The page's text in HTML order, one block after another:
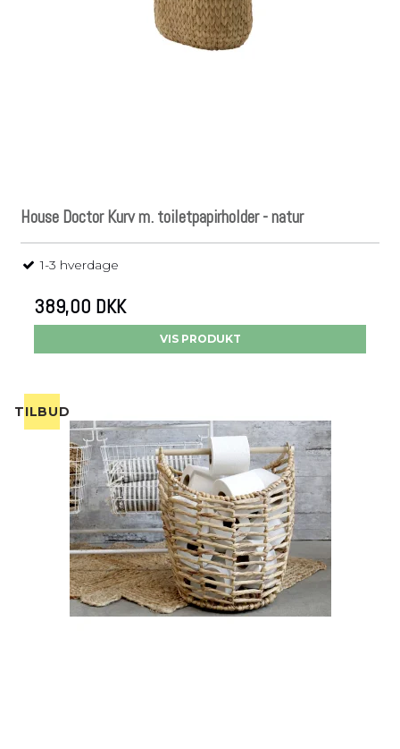
House Doctor Kurv m. toiletpapirholder - natur
1-3 hverdage
389,00 DKK
VIS PRODUKT
TILBUD